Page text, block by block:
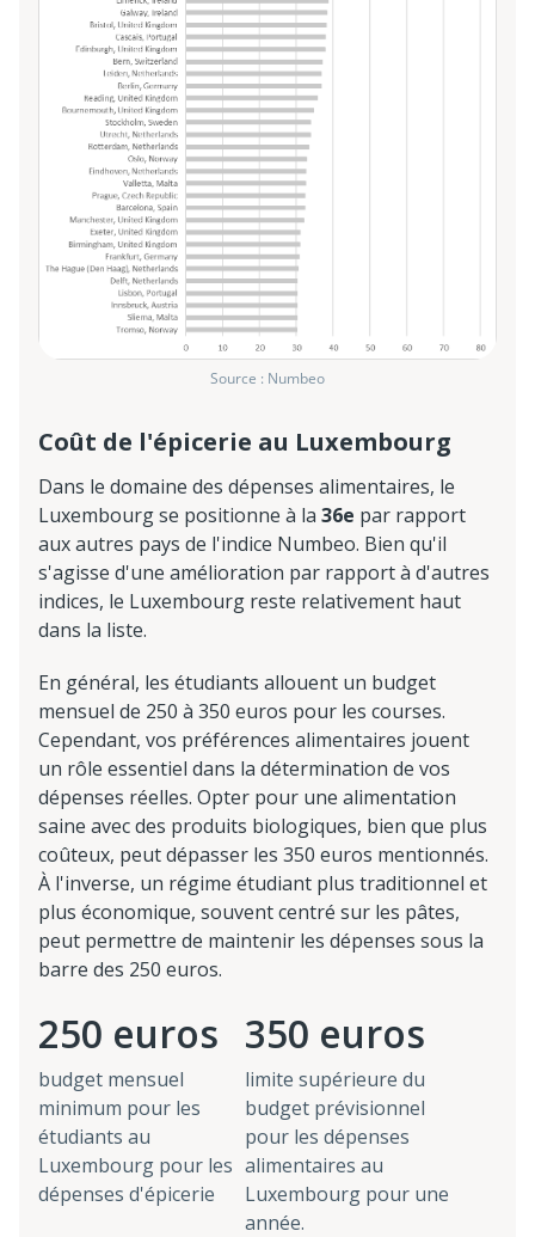
Source : Numbeo
Coût de l'épicerie au Luxembourg
Dans le domaine des dépenses alimentaires, le
Luxembourg se positionne à la 36e par rapport
aux autres pays de l'indice Numbeo. Bien qu'il
s'agisse d'une amélioration par rapport à d'autres
indices, le Luxembourg reste relativement haut
dans la liste.
En général, les étudiants allouent un budget
mensuel de 250 à 350 euros pour les courses.
Cependant, vos préférences alimentaires jouent
un rôle essentiel dans la détermination de vos
dépenses réelles. Opter pour une alimentation
saine avec des produits biologiques, bien que plus
coûteux, peut dépasser les 350 euros mentionnés.
À l'inverse, un régime étudiant plus traditionnel et
plus économique, souvent centré sur les pâtes,
peut permettre de maintenir les dépenses sous la
barre des 250 euros.
250 euros
budget mensuel
minimum pour les
étudiants au
Luxembourg pour les
dépenses d'épicerie
350 euros
limite supérieure du
budget prévisionnel
pour les dépenses
alimentaires au
Luxembourg pour une
année.